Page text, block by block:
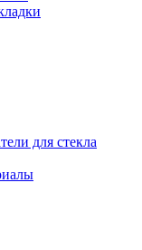
для стекла